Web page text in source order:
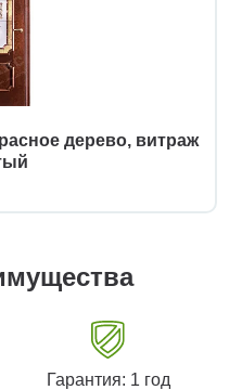
дерево, витраж
Гарантия: 1 год